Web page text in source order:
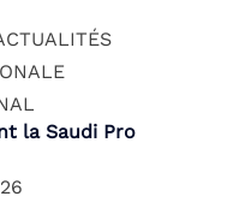
la Saudi Pro